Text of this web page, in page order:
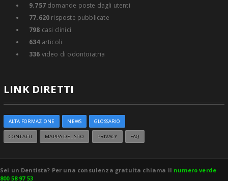
9.757domande poste dagli utenti
77.620 risposte pubblicate
798 casi clinici
634 articoli
336 video di odontoiatria
LINK DIRETTI
ALTA FORMAZIONE NEWS GLOSSARIO
CONTATTI MAPPA DEL SITO PRIVACY FAQ
Sei un Dentista? Per una consulenza gratuita chiama il numero verde
800 58 97 53